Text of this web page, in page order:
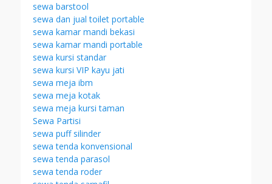
sewa barstool
sewa dan jual toilet portable
sewa kamar mandi bekasi
sewa kamar mandi portable
sewa kursi standar
sewa kursi VIP kayu jati
sewa meja ibm
sewa meja kotak
sewa meja kursi taman
Sewa Partisi
sewa puff silinder
sewa tenda konvensional
sewa tenda parasol
sewa tenda roder